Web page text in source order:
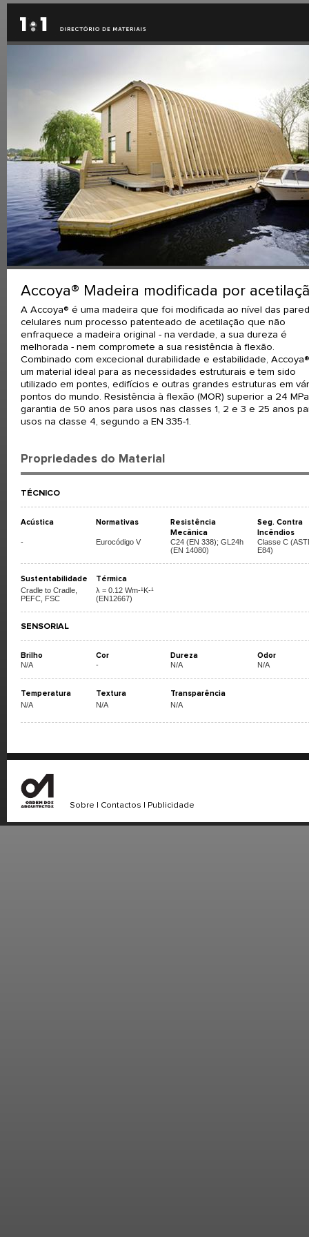
Accoya® Madeira modificada por
A Accoya® é uma madeira que foi modificada ao nível das
celulares num processo patenteado de acetilação que não
enfraquece a madeira original - na verdade, a sua dureza é
melhorada - nem compromete a sua resistência à flexão.
Combinado com excecional durabilidade e estabilidade,
um material ideal para as necessidades estruturais e tem sido
utilizado em pontes, edifícios e outras grandes estruturas em
pontos do mundo. Resistência à flexão (MOR) superior a 24
garantia de 50 anos para usos nas classes 1, 2 e 3 e 25 anos
usos na classe 4, segundo a EN 335-1.
Propriedades do Material
TÉCNICO
Acústica Normativas
Resistência
Mecânica
Seg. Contra
Incêndios
- Eurocódigo V
C24 (EN 338); GL24h
(EN 14080)
Classe C
E84)
Sustentabilidade Térmica
Cradle to Cradle,
PEFC, FSC
λ = 0.12 Wm-¹K-¹
(EN12667)
SENSORIAL
Brilho Cor Dureza Odor
N/A - N/A N/A
Temperatura Textura Transparência
N/A N/A N/A
Sobre Contactos Publicidade